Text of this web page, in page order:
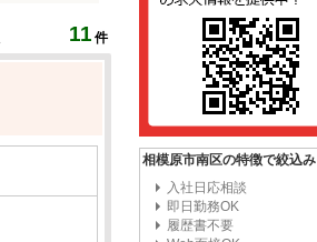
11 件
相模原市南区の特徴で絞込み
入社日応相談
即日勤務OK
履歴書不要